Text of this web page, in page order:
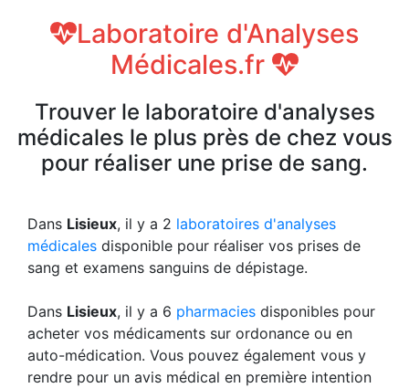
Laboratoire d'Analyses
Médicales.fr
Trouver le laboratoire d'analyses
médicales le plus près de chez vous
pour réaliser une prise de sang.
Dans Lisieux, il y a 2 laboratoires d'analyses
médicales disponible pour réaliser vos prises de
sang et examens sanguins de dépistage.
Dans Lisieux, il y a 6 pharmacies disponibles pour
acheter vos médicaments sur ordonance ou en
auto-médication. Vous pouvez également vous y
rendre pour un avis médical en première intention